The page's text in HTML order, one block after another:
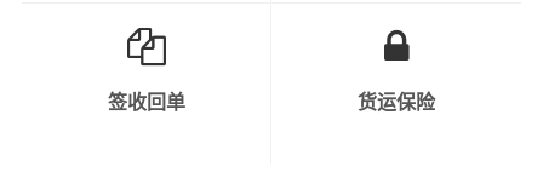
签收回单 货运保险